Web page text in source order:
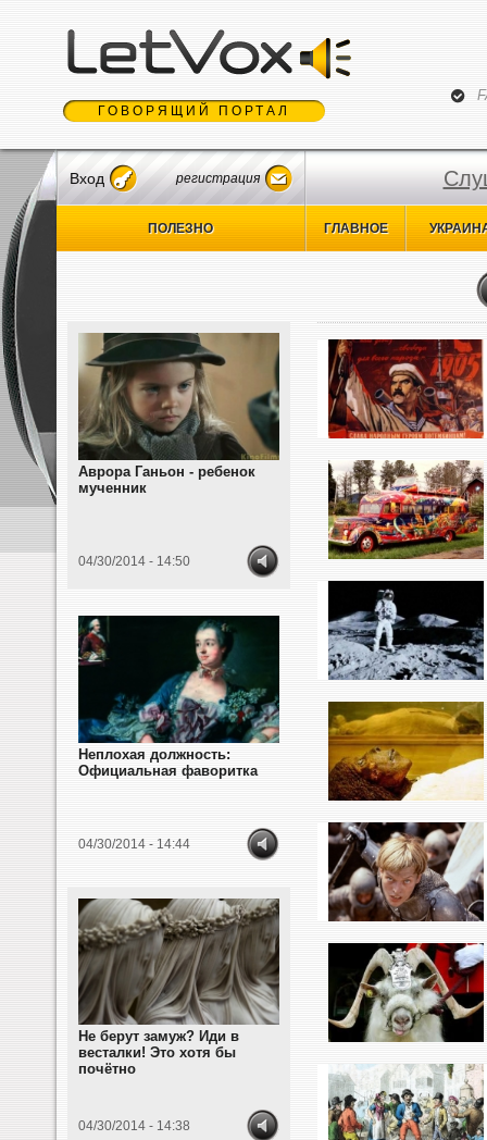
ГОВОРЯЩИЙ ПОРТАЛ
Вход регистрация
ПОЛЕЗНО ГЛАВНОЕ
Аврора Ганьон - ребенок
мученник
04/30/2014 - 14:50
Неплохая должность:
Официальная фаворитка
04/30/2014 - 14:44
Не берут замуж? Иди в
весталки! Это хотя бы
почётно
04/30/2014 - 14:38